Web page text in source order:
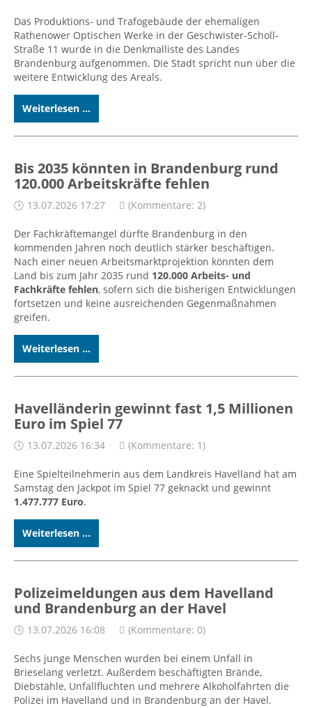
Das Produktions- und Trafogebäude der ehemaligen
Rathenower Optischen Werke in der Geschwister-Scholl-
Straße 11 wurde in die Denkmalliste des Landes
Brandenburg aufgenommen. Die Stadt spricht nun über die
weitere Entwicklung des Areals.
Weiterlesen ...
Bis 2035 könnten in Brandenburg rund
120.000 Arbeitskräfte fehlen
13.07.2026 17:27 (Kommentare: 2)
Der Fachkräftemangel dürfte Brandenburg in den
kommenden Jahren noch deutlich stärker beschäftigen.
Nach einer neuen Arbeitsmarktprojektion könnten dem
Land bis zum Jahr 2035 rund 120.000 Arbeits- und
Fachkräfte fehlen, sofern sich die bisherigen Entwicklungen
fortsetzen und keine ausreichenden Gegenmaßnahmen
greifen.
Weiterlesen ...
Havelländerin gewinnt fast 1,5 Millionen
Euro im Spiel 77
13.07.2026 16:34 (Kommentare: 1)
Eine Spielteilnehmerin aus dem Landkreis Havelland hat am
Samstag den Jackpot im Spiel 77 geknackt und gewinnt
1.477.777 Euro.
Weiterlesen ...
Polizeimeldungen aus dem Havelland
und Brandenburg an der Havel
13.07.2026 16:08 (Kommentare: 0)
Sechs junge Menschen wurden bei einem Unfall in
Brieselang verletzt. Außerdem beschäftigten Brände,
Diebstähle, Unfallfluchten und mehrere Alkoholfahrten die
Polizei im Havelland und in Brandenburg an der Havel.